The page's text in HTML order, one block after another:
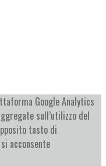
Google Analytics
sull’utilizzo del
tasto di
acconsente